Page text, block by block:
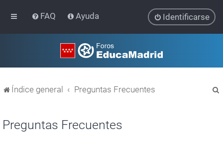
FAQ Ayuda Identificarse
Índice general Preguntas Frecuentes
Preguntas Frecuentes